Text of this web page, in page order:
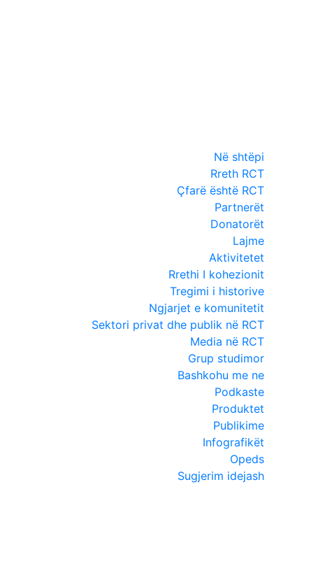
Në shtëpi
Rreth RCT
Çfarë është RCT
Partnerët
Donatorët
Lajme
Aktivitetet
Rrethi I kohezionit
Tregimi i historive
Ngjarjet e komunitetit
Sektori privat dhe publik në RCT
Media në RCT
Grup studimor
Bashkohu me ne
Podkaste
Produktet
Publikime
Infografikët
Opeds
Sugjerim idejash